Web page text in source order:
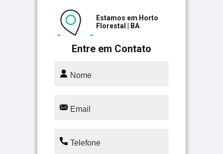
Entre em Contato
Estamos em Horto
Florestal | BA